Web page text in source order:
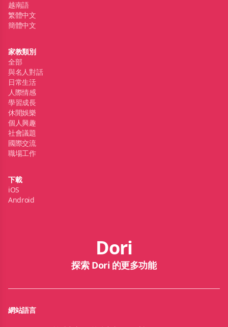
越南語
繁體中文
簡體中文
家教類別
全部
與名人對話
日常生活
人際情感
學習成長
休閒娛樂
個人興趣
社會議題
國際交流
職場工作
下載
iOS
Android
Dori
探索 Dori 的更多功能
網站語言